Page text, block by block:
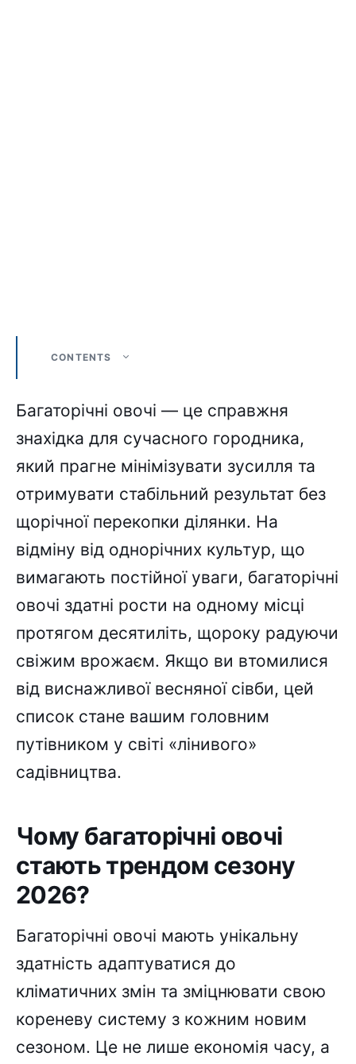
CONTENTS
Багаторічні овочі — це справжня
знахідка для сучасного городника,
який прагне мінімізувати зусилля та
отримувати стабільний результат без
щорічної перекопки ділянки. На
відміну від однорічних культур, що
вимагають постійної уваги, багаторічні
овочі здатні рости на одному місці
протягом десятиліть, щороку радуючи
свіжим врожаєм. Якщо ви втомилися
від виснажливої весняної сівби, цей
список стане вашим головним
путівником у світі «лінивого»
садівництва.
Чому багаторічні овочі
стають трендом сезону
2026?
Багаторічні овочі мають унікальну
здатність адаптуватися до
кліматичних змін та зміцнювати свою
кореневу систему з кожним новим
сезоном. Це не лише економія часу, а